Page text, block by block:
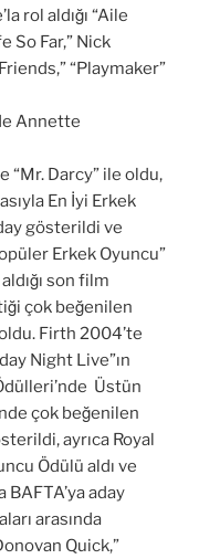
rol aldığı “Aile
So Far,” Nick
“Playmaker”
Annette
“Mr. Darcy” ile oldu,
En İyi Erkek
gösterildi ve
Erkek Oyuncu”
son film
çok beğenilen
Firth 2004’te
Night Live”ın
Üstün
çok beğenilen
ayrıca Royal
Ödülü aldı ve
aday
arasında
Quick,”